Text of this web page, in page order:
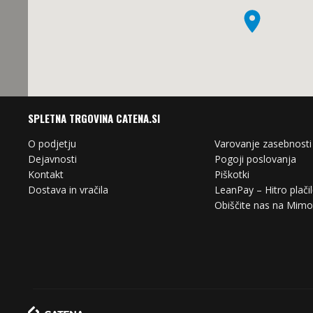
SPLETNA TRGOVINA CATENA.SI
O podjetju
Dejavnosti
Kontakt
Dostava in vračila
Varovanje zasebnosti
Pogoji poslovanja
Piškotki
LeanPay – Hitro
Obiščite nas na